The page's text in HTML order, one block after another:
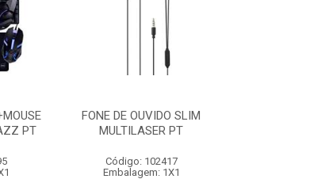
PT
FONE DE OUVIDO SLIM
MULTILASER PT
Código: 102417
Embalagem: 1X1